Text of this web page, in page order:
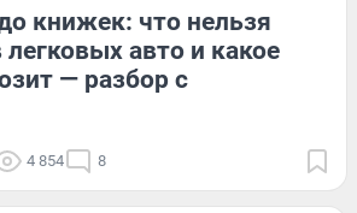
книжек: что нельзя
легковых авто и какое
— разбор с
4 854 8